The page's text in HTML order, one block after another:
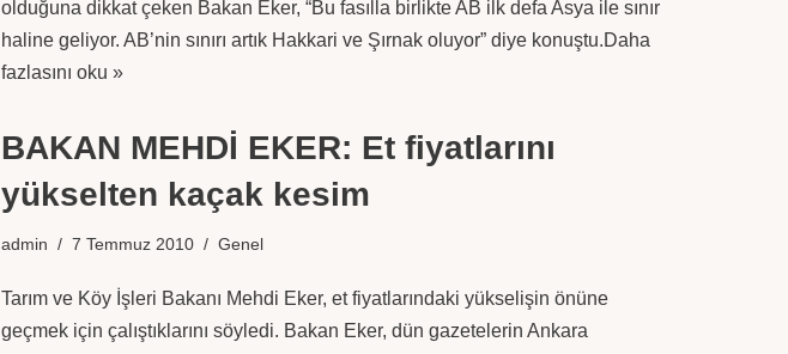
olduğuna dikkat çeken Bakan Eker, “Bu fasılla birlikte AB ilk defa Asya ile sınır
haline geliyor. AB’nin sınırı artık Hakkari ve Şırnak oluyor” diye konuştu.Daha
fazlasını oku »
BAKAN MEHDİ EKER: Et fiyatlarını
yükselten kaçak kesim
admin 7 Temmuz 2010 Genel
Tarım ve Köy İşleri Bakanı Mehdi Eker, et fiyatlarındaki yükselişin önüne
geçmek için çalıştıklarını söyledi. Bakan Eker, dün gazetelerin Ankara